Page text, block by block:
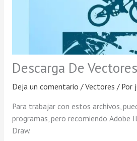
Descarga De
Deja un comentario /Vectores / Por
Para trabajar con estos archivos,
programas, pero recomiendo Adobe
Draw.